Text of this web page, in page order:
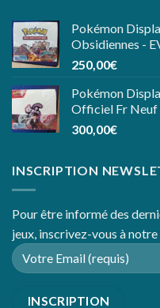
Pokémon
Obsidiennes -
250,00€
Pokémon
Officiel Fr Neuf
300,00€
INSCRIPTION
Pour être informé des
jeux, inscrivez-vous à